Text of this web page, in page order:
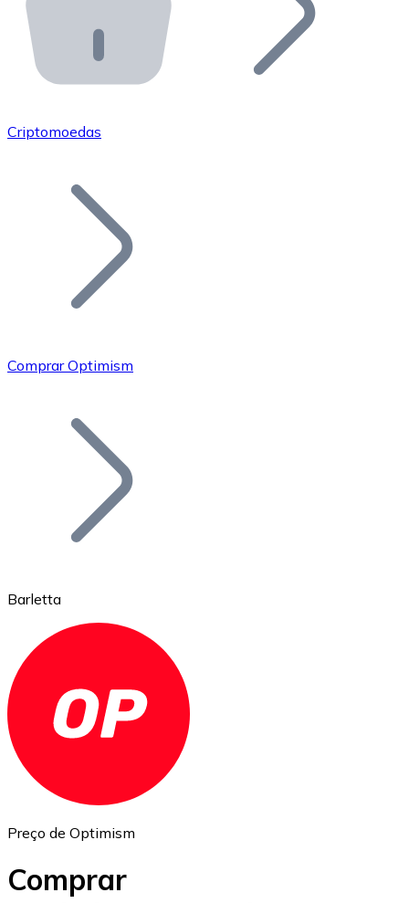
API Bitnovo
Integre nossa API no seu ecossistema.
Junte-se à nossa rede de revendedores e comercialize
Adicione o token do seu projeto ao nosso serviço de
Bitcoin
Ethereum
ETH
Criptomoedas
Comprar Optimism
Barletta
Preço de Optimism
Comprar